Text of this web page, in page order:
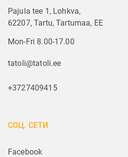
Pajula tee 1, Lohkva,
62207, Tartu, Tartumaa, EE
Mon-Fri 8.00-17.00
tatoli@tatoli.ee
+3727409415
СОЦ. СЕТИ
Facebook